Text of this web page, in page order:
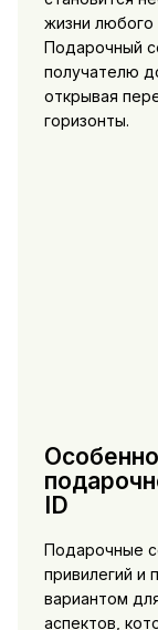
жизни любого
Подарочный
получателю
открывая
горизонты.
ID
Подарочные
привилегий и
вариантом
аспектов,